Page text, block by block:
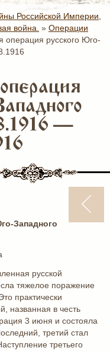
Российской Империи,
война. » Операции
операция русского Юго-
—
Западного
русской
тяжелое поражение
практически
названная в честь
3 июня и состояла
третий стал
третьего